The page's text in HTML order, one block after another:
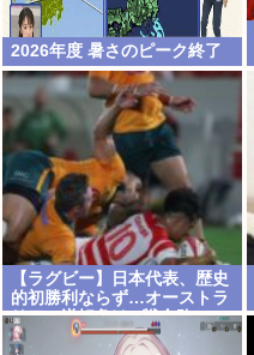
2026年度 暑さのピーク終了
【ラグビー】日本代表、歴史
的初勝利ならず…オーストラ
リアに逆転負け 8戦全敗